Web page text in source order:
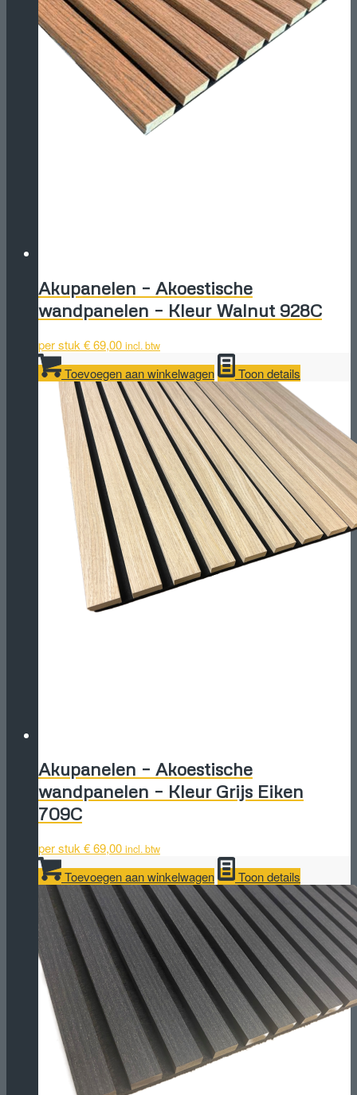
Akupanelen – Akoestische
wandpanelen – Kleur Walnut 928C
per stuk €69,00 incl. btw
Toevoegen aan winkelwagen Toon details
Akupanelen – Akoestische
wandpanelen – Kleur Grijs Eiken
709C
per stuk €69,00 incl. btw
Toevoegen aan winkelwagen Toon details